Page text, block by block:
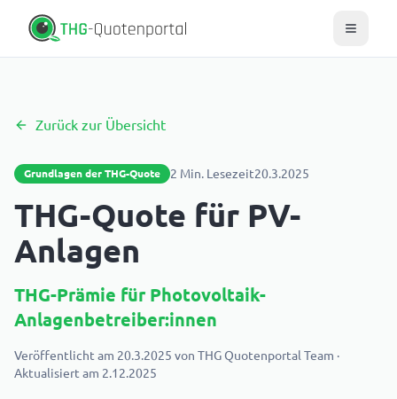
Zurück zur Übersicht
Grundlagen der THG-Quote 2 Min. Lesezeit20.3.2025
THG-Quote für PV-
Anlagen
THG-Prämie für Photovoltaik-
Anlagenbetreiber:innen
Veröffentlicht am 20.3.2025 von THG Quotenportal Team ·
Aktualisiert am 2.12.2025